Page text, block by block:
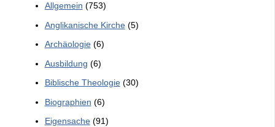
Allgemein (753)
Anglikanische Kirche(5)
Archäologie(6)
Ausbildung (6)
Biblische Theologie(30)
Biographien (6)
Eigensache(91)